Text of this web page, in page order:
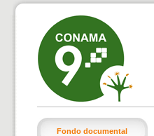
Fondo documental